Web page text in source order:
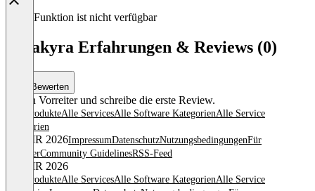
Diese Funktion ist nicht verfügbar
Datakyra Erfahrungen & Reviews (0)
Bewerten
Sei ein Vorreiter und schreibe die erste Review.
Alle ProdukteAlle ServicesAlle Software KategorienAlle Service
Kategorien
© OMR 2026ImpressumDatenschutzNutzungsbedingungenFür
AnbieterCommunity GuidelinesRSS-Feed
© OMR 2026
Alle ProdukteAlle ServicesAlle Software KategorienAlle Service